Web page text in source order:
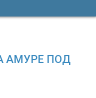
АМУРЕ ПОД